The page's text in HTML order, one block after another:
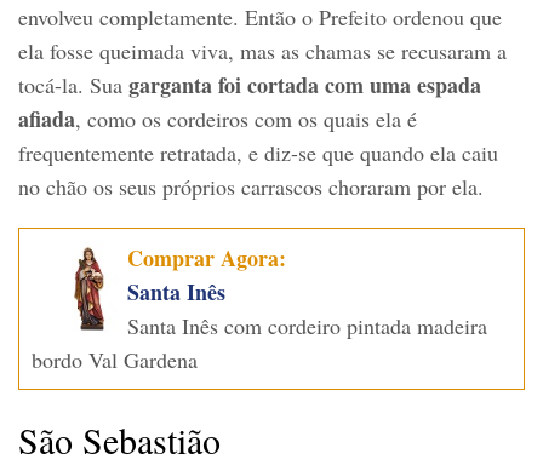
envolveu completamente. Então o Prefeito ordenou que
ela fosse queimada viva, mas as chamas se recusaram a
tocá-la. Sua garganta foi cortada com uma espada
afiada, como os cordeiros com os quais ela é
frequentemente retratada, e diz-se que quando ela caiu
no chão os seus próprios carrascos choraram por ela.
Comprar Agora:
Santa Inês
Santa Inês com cordeiro pintada madeira
bordo Val Gardena
São Sebastião